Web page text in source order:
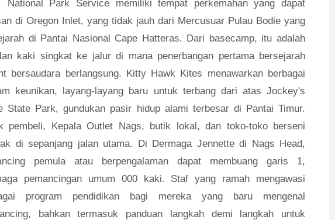
National Park Service memiliki tempat perkemahan yang dapat
di Oregon Inlet, yang tidak jauh dari Mercusuar Pulau Bodie yang
di Pantai Nasional Cape Hatteras. Dari basecamp, itu adalah
kaki singkat ke jalur di mana penerbangan pertama bersejarah
bersaudara berlangsung. Kitty Hawk Kites menawarkan berbagai
keunikan, layang-layang baru untuk terbang dari atas Jockey's
State Park, gundukan pasir hidup alami terbesar di Pantai Timur.
pembeli, Kepala Outlet Nags, butik lokal, dan toko-toko berseni
di sepanjang jalan utama. Di Dermaga Jennette di Nags Head,
pemula atau berpengalaman dapat membuang garis 1,
pemancingan umum 000 kaki. Staf yang ramah mengawasi
program pendidikan bagi mereka yang baru mengenal
bahkan termasuk panduan langkah demi langkah untuk